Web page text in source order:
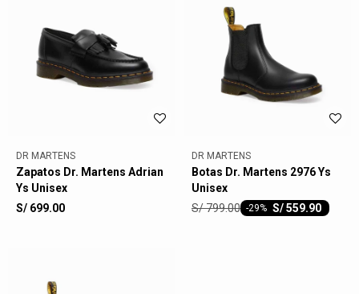
DR MARTENS
Zapatos Dr. Martens Adrian
Ys Unisex
S/ 699.00
DR MARTENS
Botas Dr. Martens 2976 Ys
Unisex
S/559.90
-29
S/799.00